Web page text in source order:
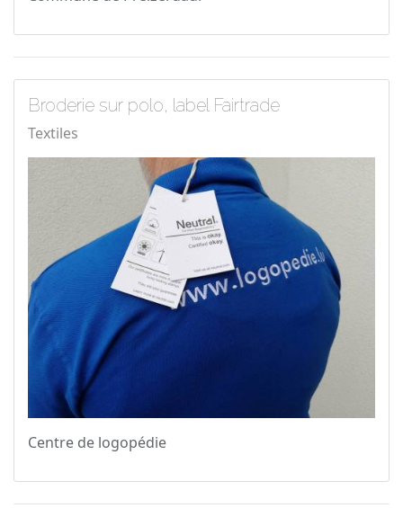
Broderie sur polo, label Fairtrade
Textiles
Centre de logopédie